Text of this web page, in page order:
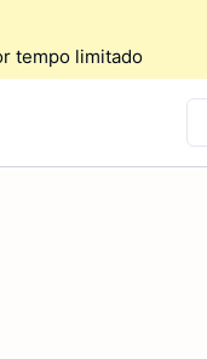
tempo limitado